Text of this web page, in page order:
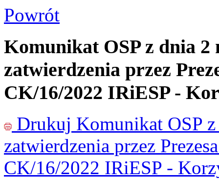
Powrót
Komunikat OSP z dnia 2
zatwierdzenia przez
CK/16/2022 IRiESP -
Drukuj Komunikat OSP
zatwierdzenia przez
CK/16/2022 IRiESP -